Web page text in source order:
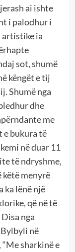
ai ishte
i palodhur i
ia
sot, shumë
këngët e tij
Shumë nga
dhe
me
e bukura të
në duar 11
të ndryshme,
këtë menyrë
ka lënë një
që në të
nga
në
sharkinë e